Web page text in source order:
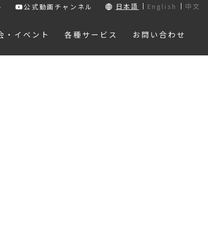
公式動画チャンネル 日本語 English 中文
・イベント 各種サービス お問い合わせ